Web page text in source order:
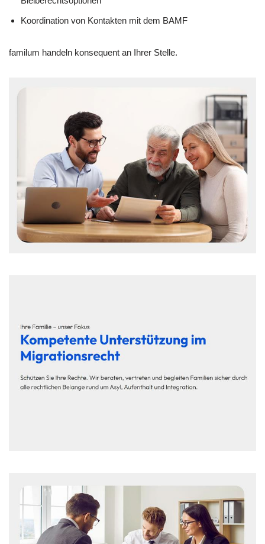
Koordination von Kontakten mit dem BAMF
familum handeln konsequent an Ihrer Stelle.